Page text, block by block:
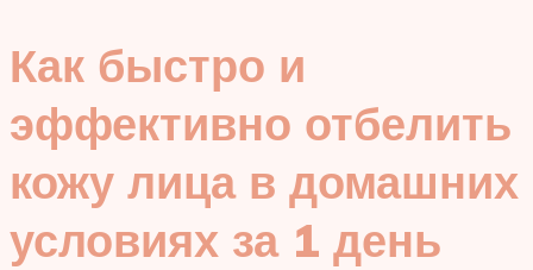
Как быстро и
эффективно отбелить
кожу лица в домашних
условиях за 1 день